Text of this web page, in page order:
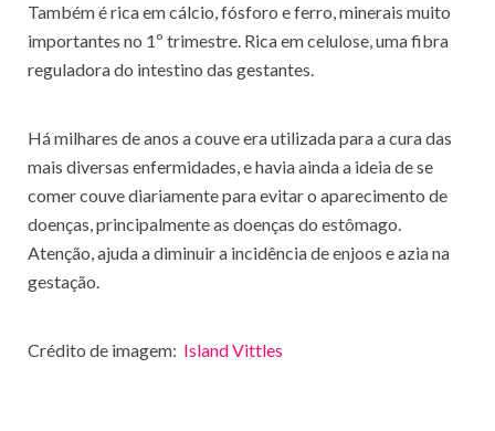
Também é rica em cálcio, fósforo e ferro, minerais muito
importantes no 1º trimestre. Rica em celulose, uma fibra
reguladora do intestino das gestantes.
Há milhares de anos a couve era utilizada para a cura das
mais diversas enfermidades, e havia ainda a ideia de se
comer couve diariamente para evitar o aparecimento de
doenças, principalmente as doenças do estômago.
Atenção, ajuda a diminuir a incidência de enjoos e azia na
gestação.
Crédito de imagem: Island Vittles